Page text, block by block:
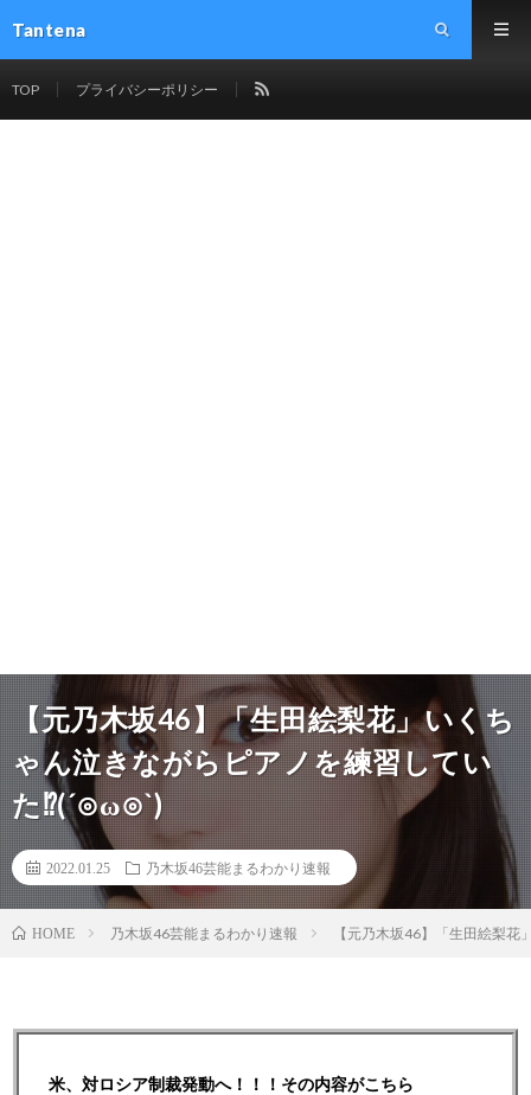
Tantena
TOP プライバシーポリシー
【元乃木坂46】「生田絵梨花」いくち
ゃん泣きながらピアノを練習してい
た⁉︎(´⊙ω⊙`)
2022.01.25 乃木坂46芸能まるわかり速報
HOME 乃木坂46芸能まるわかり速報 【元乃木坂46】「生田絵梨
米、対ロシア制裁発動へ！！！その内容がこちら